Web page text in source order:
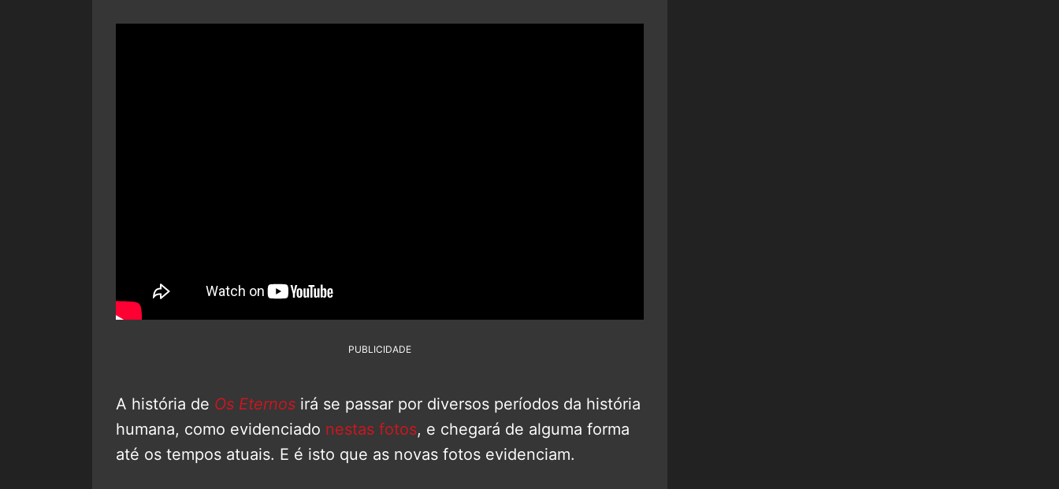
PUBLICIDADE
A história de Os Eternos irá se passar por diversos períodos da história
humana, como evidenciado nestas fotos, e chegará de alguma forma
até os tempos atuais. E é isto que as novas fotos evidenciam.